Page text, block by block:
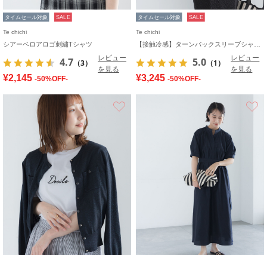
タイムセール対象 SALE
Te chichi
シアーベロアロゴ刺繍Tシャツ
4.7 （3）
レビュー
を見る
¥2,145 -50%OFF-
タイムセール対象 SALE
Te chichi
5.0 （1）
レビュー
を見る
¥3,245 -50%OFF-